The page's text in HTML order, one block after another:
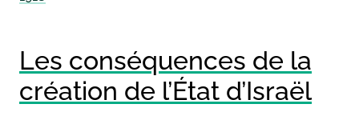
Les conséquences de la
création de l’État d’Israël